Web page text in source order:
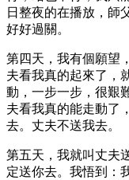
日整夜的在播放，師
好好過關。
第四天，我有個願望
夫看我真的起來了，
動，一步一步，很艱
夫看我真的能走動了
去。丈夫不送我去。
第五天，我就叫丈夫
定送你去。我悟到：